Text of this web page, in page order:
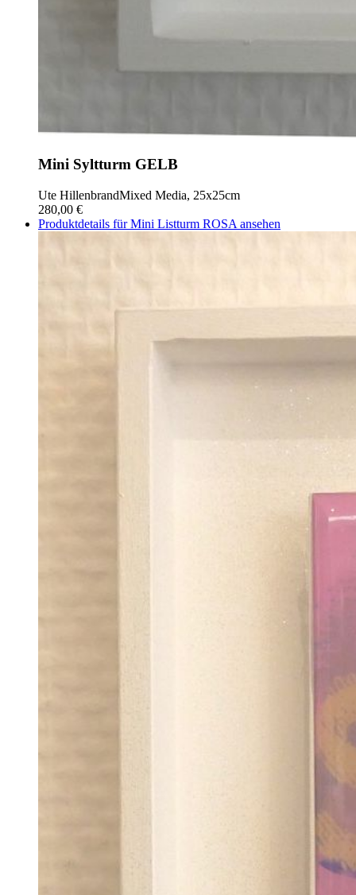
Mini Syltturm GELB
Ute HillenbrandMixed Media, 25x25cm
280,00 €
Produktdetails für Mini Listturm ROSA ansehen